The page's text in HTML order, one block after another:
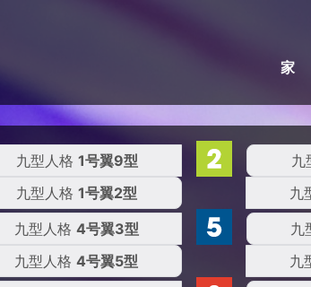
家
九型人格 1号翼9型
九型人格 1号翼2型
九
九
九型人格 4号翼3型
九型人格 4号翼5型
九
九